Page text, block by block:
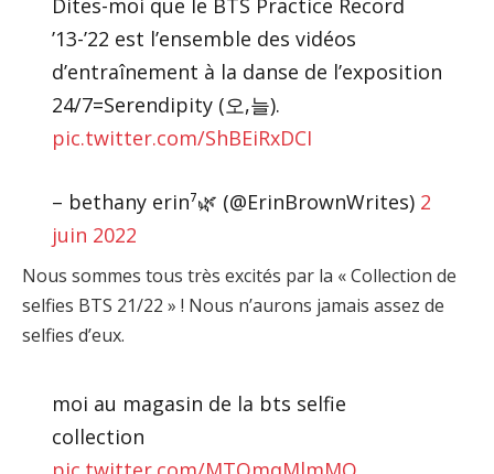
Dites-moi que le BTS Practice Record
’13-’22 est l’ensemble des vidéos
d’entraînement à la danse de l’exposition
24/7=Serendipity (오,늘).
pic.twitter.com/ShBEiRxDCI
– bethany erin⁷🌿 (@ErinBrownWrites) 2
juin 2022
Nous sommes tous très excités par la « Collection de
selfies BTS 21/22 » ! Nous n’aurons jamais assez de
selfies d’eux.
moi au magasin de la bts selfie
collection